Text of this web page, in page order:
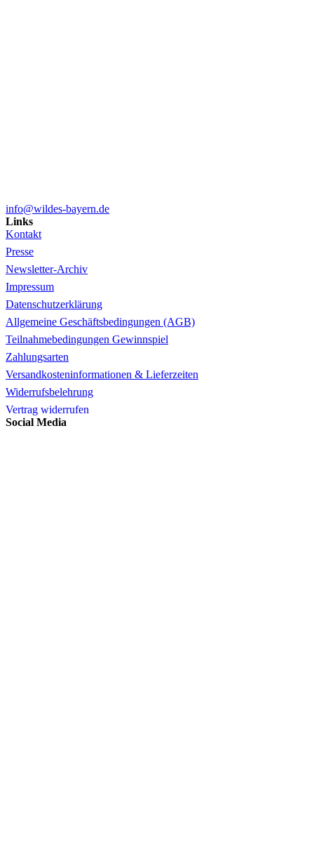
info@wildes-bayern.de
Links
Kontakt
Presse
Newsletter-Archiv
Impressum
Datenschutzerklärung
Allgemeine Geschäftsbedingungen (AGB)
Teilnahmebedingungen Gewinnspiel
Zahlungsarten
Versandkosteninformationen & Lieferzeiten
Widerrufsbelehrung
Vertrag widerrufen
Social Media